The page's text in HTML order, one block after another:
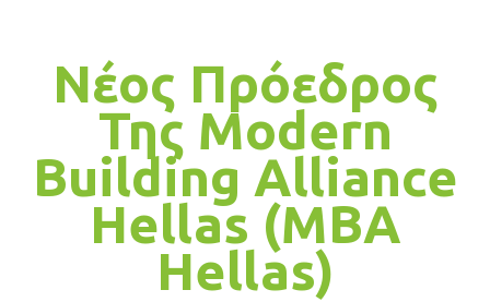
Νέος Πρόεδρος
Της Modern
Building Alliance
Hellas (MBA
Hellas)